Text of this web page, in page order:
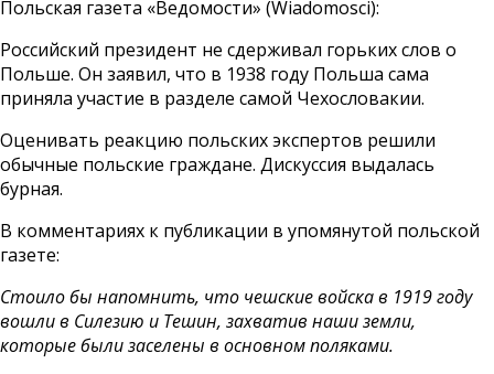
Польская газета «Ведомости» (Wiadomosci):
Российский президент не сдерживал горьких слов о
Польше. Он заявил, что в 1938 году Польша сама
приняла участие в разделе самой Чехословакии.
Оценивать реакцию польских экспертов решили
обычные польские граждане. Дискуссия выдалась
бурная.
В комментариях к публикации в упомянутой польской
газете:
Стоило бы напомнить, что чешские войска в 1919 году
вошли в Силезию и Тешин, захватив наши земли,
которые были заселены в основном поляками.